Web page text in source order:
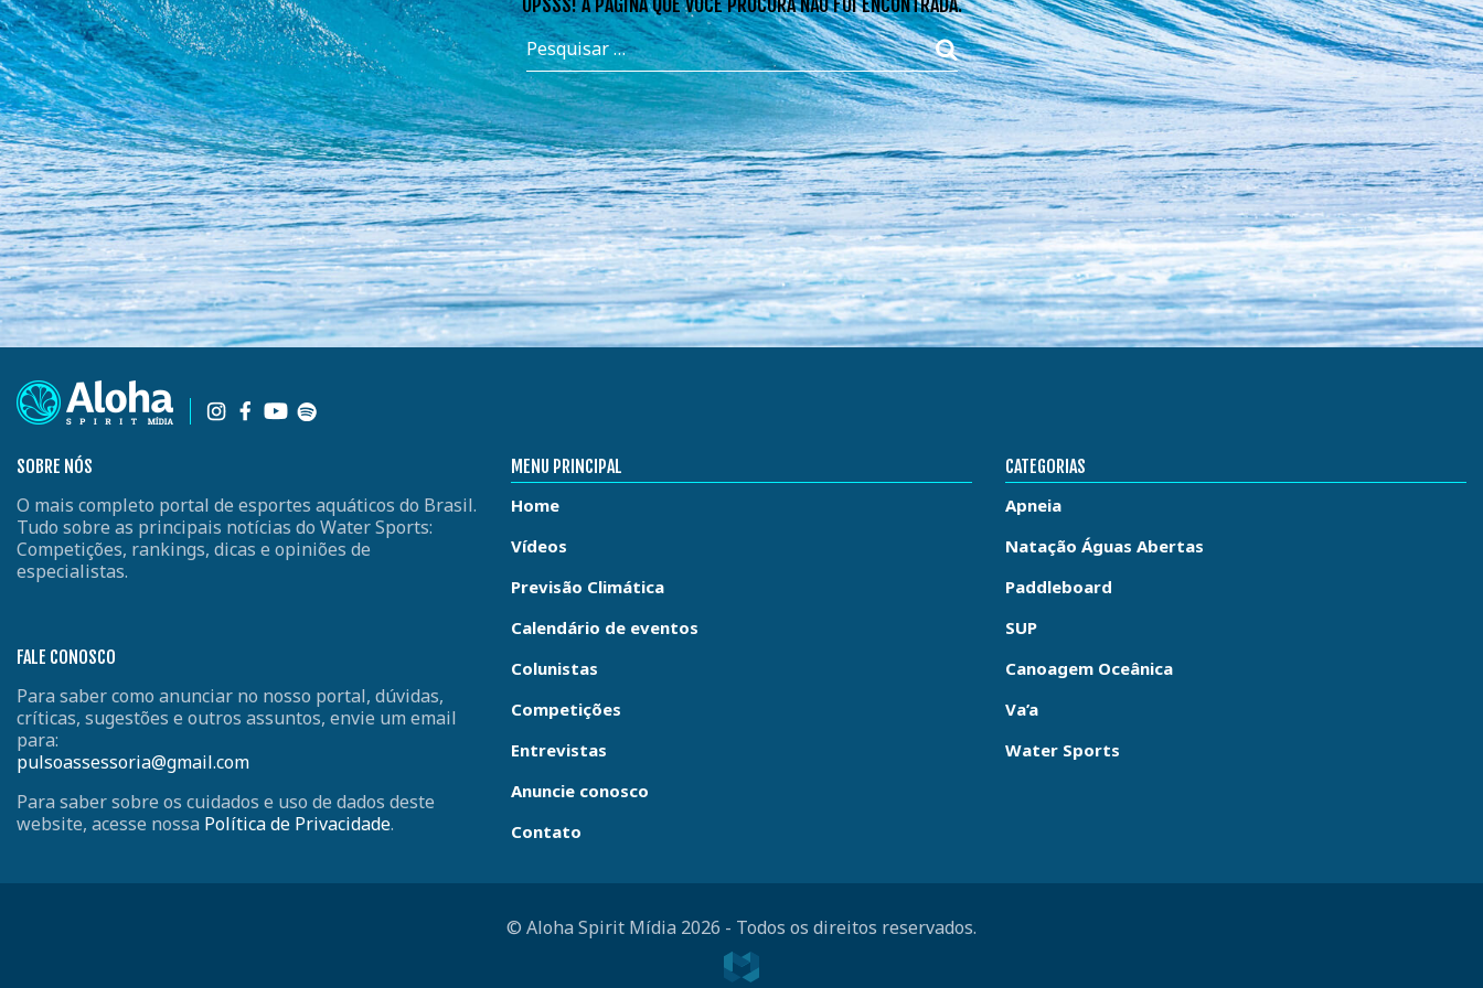
SOBRE NÓS
O mais completo portal de esportes aquáticos do Brasil.
Tudo sobre as principais notícias do Water Sports:
Competições, rankings, dicas e opiniões de
especialistas.
FALE CONOSCO
Para saber como anunciar no nosso portal, dúvidas,
críticas, sugestões e outros assuntos, envie um email
para:
pulsoassessoria@gmail.com
Para saber sobre os cuidados e uso de dados deste
website, acesse nossa Política de Privacidade.
MENU PRINCIPAL
Home
Vídeos
Previsão Climática
Calendário de eventos
Colunistas
Competições
Entrevistas
Anuncie conosco
Contato
CATEGORIAS
Apneia
Natação Águas Abertas
Paddleboard
SUP
Canoagem Oceânica
Va’a
Water Sports
© Aloha Spirit Mídia 2026 - Todos os direitos reservados.